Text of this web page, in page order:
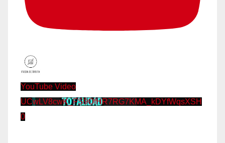
YouTube Video
UCwLV8cwK_FS9OfHR7RG7KMA_kDYfWqsXSH
0